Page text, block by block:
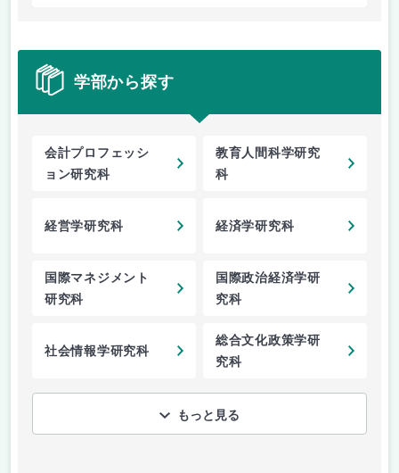
学部から探す
会計プロフェッシ
ョン研究科
教育人間科学研究
科
経営学研究科 経済学研究科
国際マネジメント
研究科
国際政治経済学研
究科
社会情報学研究科
総合文化政策学研
究科
もっと見る